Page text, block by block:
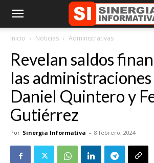
Inicio Noticias Administrativas
Revelan saldos
las administraciones
Daniel Quintero y
Gutiérrez
Por Sinergia Informativa - 8 febrero, 2024